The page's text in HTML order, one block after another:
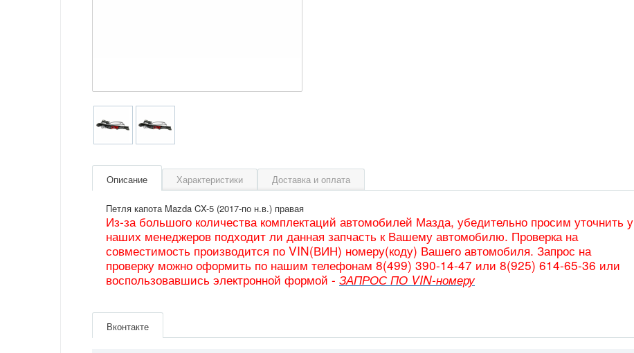
Описание Характеристики Доставка и оплата
Петля капота Mazda CX-5 (2017-по н.в.) правая
Из-за большого количества комплектаций автомобилей Мазда, убедительно просим уточнить у
наших менеджеров подходит ли данная запчасть к Вашему автомобилю. Проверка на
совместимость производится по VIN(ВИН) номеру(коду) Вашего автомобиля. Запрос на
проверку можно оформить по нашим телефонам 8(499) 390-14-47 или 8(925) 614-65-36 или
воспользовавшись электронной формой - ЗАПРОС ПО VIN-номеру
Вконтакте